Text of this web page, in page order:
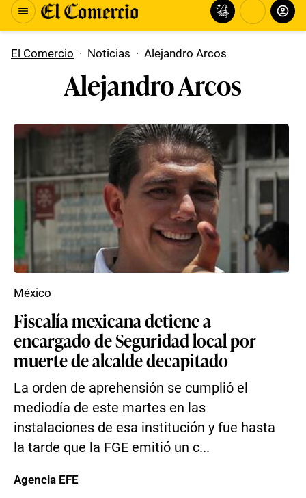
El Comercio · Noticias · Alejandro Arcos
Alejandro Arcos
Fiscalía mexicana detiene a
encargado de Seguridad local por
muerte de alcalde decapitado
La orden de aprehensión se cumplió el
mediodía de este martes en las
instalaciones de esa institución y fue hasta
la tarde que la FGE emitió un c...
México
Agencia EFE